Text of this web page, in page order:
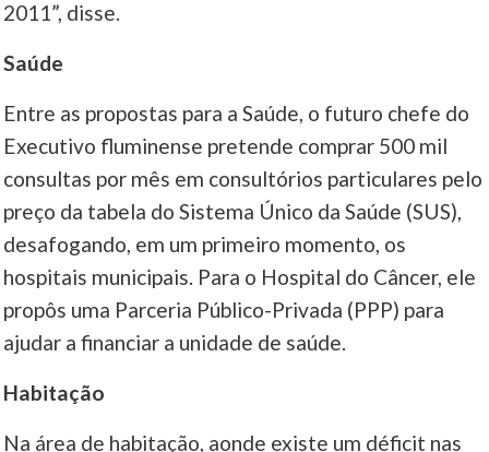
2011”, disse.
Saúde
Entre as propostas para a Saúde, o futuro chefe do
Executivo fluminense pretende comprar 500 mil
consultas por mês em consultórios particulares pelo
preço da tabela do Sistema Único da Saúde (SUS),
desafogando, em um primeiro momento, os
hospitais municipais. Para o Hospital do Câncer, ele
propôs uma Parceria Público-Privada (PPP) para
ajudar a financiar a unidade de saúde.
Habitação
Na área de habitação, aonde existe um déficit nas